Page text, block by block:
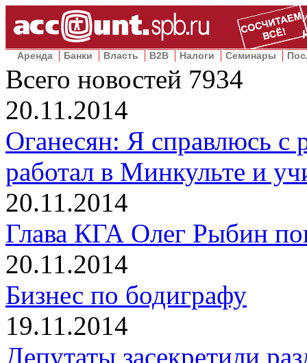
Аренда Банки Власть B2B Налоги Семинары
Всего новостей 7934
20.11.2014
Оганесян: Я справлюсь
работал в Минкульте и
20.11.2014
Глава КГА Олег Рыбин
20.11.2014
Бизнес по бодиграфу
19.11.2014
Депутаты засекретили